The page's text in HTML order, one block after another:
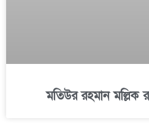
মতিউর রহমান মল্লিক